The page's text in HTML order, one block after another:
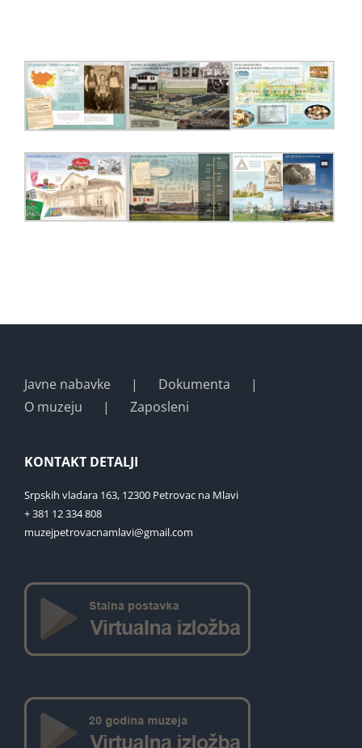
Javne nabavke
Dokumenta
O muzeju
Zaposleni
KONTAKT DETALJI
Srpskih vladara 163, 12300 Petrovac na Mlavi
+ 381 12 334 808
muzejpetrovacnamlavi@gmail.com